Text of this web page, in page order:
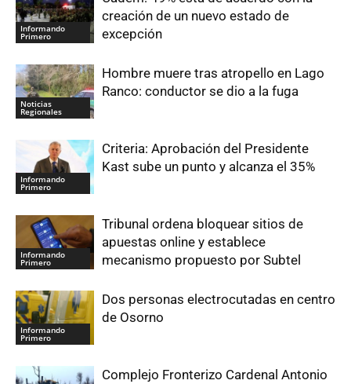
Informando
Primero
creación de un nuevo estado de
excepción
Noticias
Regionales
Hombre muere tras atropello en Lago
Ranco: conductor se dio a la fuga
Informando
Primero
Criteria: Aprobación del Presidente
Kast sube un punto y alcanza el 35%
Informando
Primero
Tribunal ordena bloquear sitios de
apuestas online y establece
mecanismo propuesto por Subtel
Informando
Primero
Dos personas electrocutadas en centro
de Osorno
Complejo Fronterizo Cardenal Antonio